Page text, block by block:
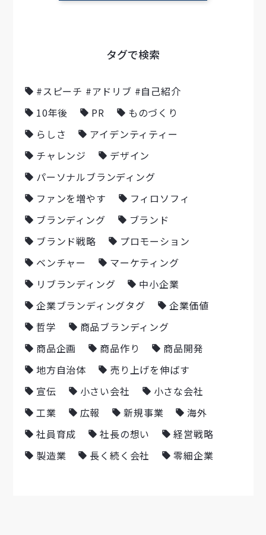
タグで検索
#スピーチ #アドリブ #自己紹介
10年後
PR
ものづくり
らしさ
アイデンティティー
チャレンジ
デザイン
パーソナルブランディング
ファンを増やす
フィロソフィ
ブランディング
ブランド
ブランド戦略
プロモーション
ベンチャー
マーケティング
リブランディング
中小企業
企業ブランディングタグ
企業価値
哲学
商品ブランディング
商品企画
商品作り
商品開発
地方自治体
売り上げを伸ばす
宣伝
小さい会社
小さな会社
工業
広報 新規事業
海外
社員育成
社長の想い
経営戦略
製造業
長く続く会社 零細企業